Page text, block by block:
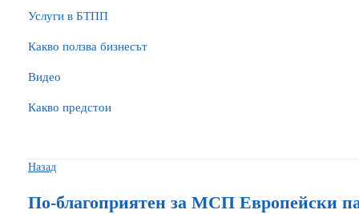
Услуги в БТПП
Какво ползва бизнесът
Видео
Какво предстои
Назад
По-благоприятен за МСП Европейски